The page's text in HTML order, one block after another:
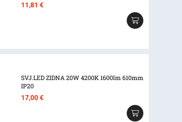
11,81 €
SVJ.LED ZIDNA 20W 4200K 1600lm 610mm
IP20
17,00€